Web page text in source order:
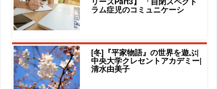
ラム症児のコミュニケーシ
[冬]『平家物語』の世界を遊ぶ|
中央大学クレセントアカデミー|
清水由美子